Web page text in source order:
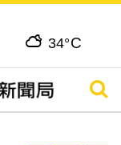
34°C
搜尋